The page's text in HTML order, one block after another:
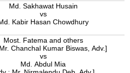
Md. Sakhawat Husain
vs
Kabir Hasan Chowdhury
Most. Fatema and others
Chanchal Kumar Biswas, Adv.]
vs
Md. Abdul Mia